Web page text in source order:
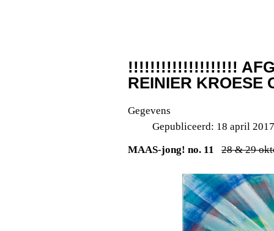
!!!!!!!!!!!!!!!!!!!!
REINIER KROESE
Gegevens
Gepubliceerd: 18 april 2017
MAAS-jong! no. 11 28 & 29